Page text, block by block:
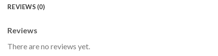
REVIEWS (0)
Reviews
There are no reviews yet.